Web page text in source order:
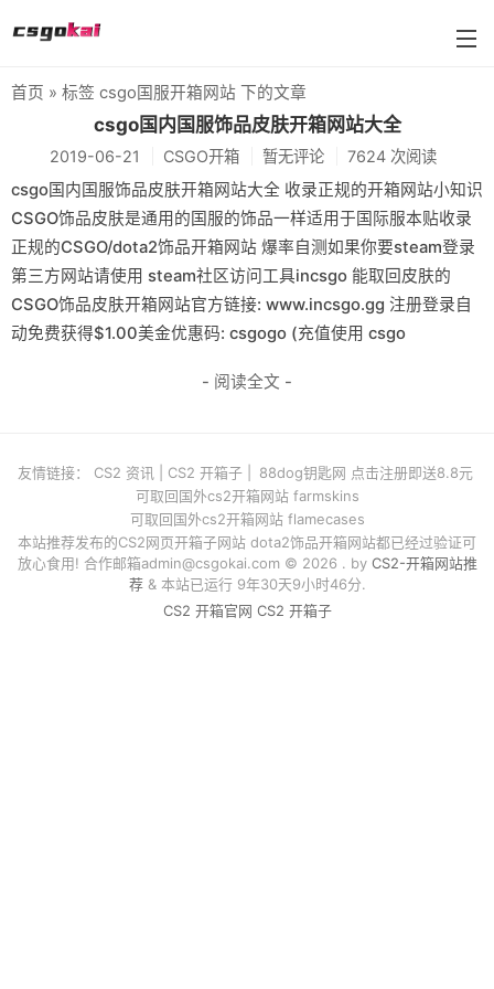
farmskins
88dog
flamecases
88hash-jp
首页 » 标签 csgo国服开箱网站 下的文章
csgo国内国服饰品皮肤开箱网站大全
2019-06-21 CSGO开箱 暂无评论 7624 次阅读
csgo国内国服饰品皮肤开箱网站大全 收录正规的开箱网站小知识
CSGO饰品皮肤是通用的国服的饰品一样适用于国际服本贴收录
正规的CSGO/dota2饰品开箱网站 爆率自测如果你要steam登录
第三方网站请使用 steam社区访问工具incsgo 能取回皮肤的
CSGO饰品皮肤开箱网站官方链接: www.incsgo.gg 注册登录自
动免费获得$1.00美金优惠码: csgogo (充值使用 csgo
- 阅读全文 -
友情链接： CS2 资讯 CS2 开箱子
88dog钥匙网 点击注册即送8.8元
可取回国外cs2开箱网站 farmskins
可取回国外cs2开箱网站 flamecases
本站推荐发布的CS2网页开箱子网站 dota2饰品开箱网站都已经过验证可
放心食用! 合作邮箱admin@csgokai.com© 2026 . by CS2-开箱网站推
荐& 本站已运行 9年30天9小时46分.
CS2 开箱官网 CS2 开箱子